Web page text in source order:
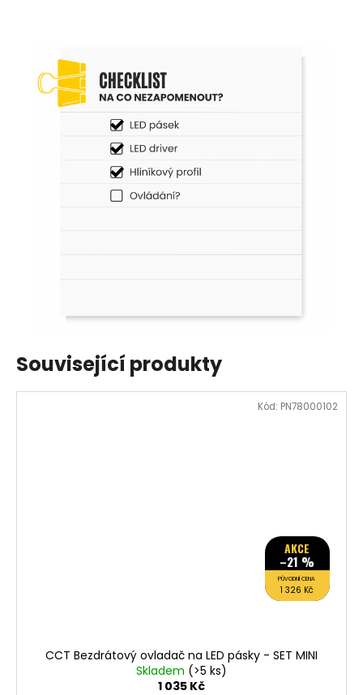
Související produkty
AKCE
–21 %
PŮVODNÍ CENA
1 326 Kč
CCT Bezdrátový ovladač na LED pásky - SET MINI
Skladem (>5 ks)
1 035 Kč
Kód: PN78000102